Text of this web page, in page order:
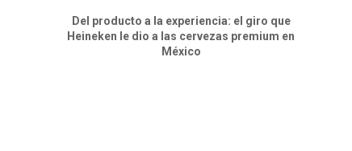
Del producto a la experiencia: el giro que
Heineken le dio a las cervezas premium en
México